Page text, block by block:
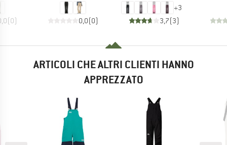
(0) 0,0(0)
+3
3,7(3)
ARTICOLI CHE ALTRI CLIENTI HANNO
APPREZZATO